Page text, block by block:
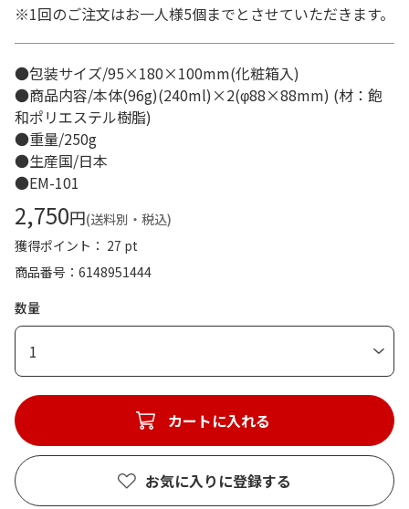
※1回のご注文はお一人様5個までとさせていただきます。
●包装サイズ/95×180×100mm(化粧箱入)
●商品内容/本体(96g)(240ml)×2(φ88×88mm) (材：飽
和ポリエステル樹脂)
●重量/250g
●生産国/日本
●EM-101
2,750円(送料別・税込)
獲得ポイント： 27 pt
商品番号
6148951444
数量
1
カートに入れる
お気に入りに登録する